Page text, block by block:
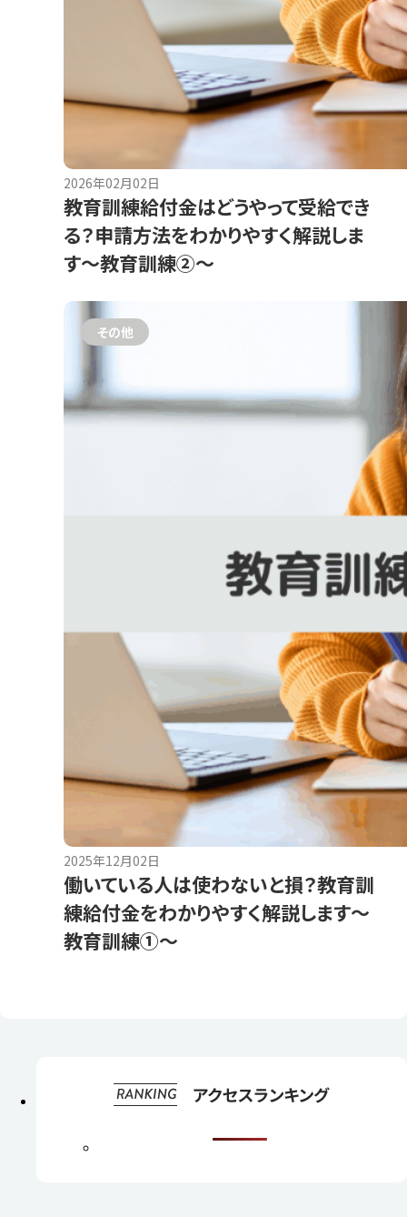
2026年02月02日
教育訓練給付金はどうやって受給でき
る？申請方法をわかりやすく解説しま
す～教育訓練②～
その他
2025年12月02日
働いている人は使わないと損？教育訓
練給付金をわかりやすく解説します～
教育訓練①～